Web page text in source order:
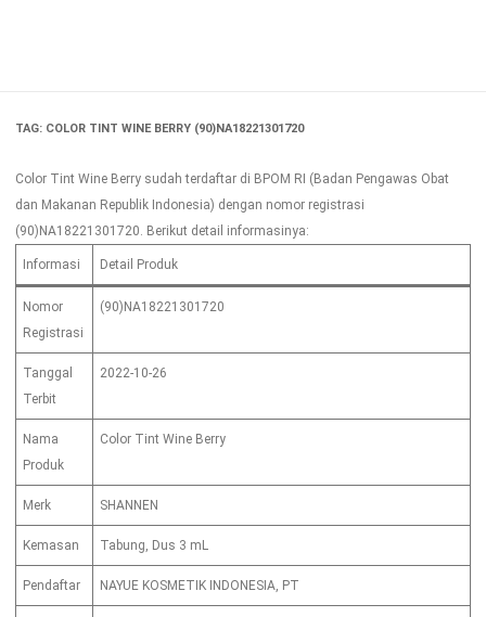
TAG: COLOR TINT WINE BERRY (90)NA18221301720
Color Tint Wine Berry sudah terdaftar di BPOM RI (Badan Pengawas Obat
dan Makanan Republik Indonesia) dengan nomor registrasi
(90)NA18221301720. Berikut detail informasinya:
Informasi Detail Produk
Nomor
Registrasi
(90)NA18221301720
Tanggal
Terbit
2022-10-26
Nama
Produk
Color Tint Wine Berry
Merk SHANNEN
Kemasan Tabung, Dus 3 mL
Pendaftar NAYUE KOSMETIK INDONESIA, PT